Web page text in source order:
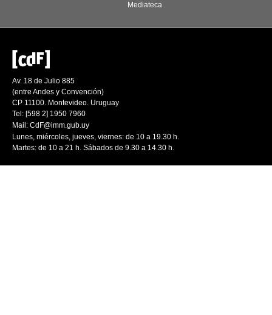
Mediateca
Av. 18 de Julio 885
(entre Andes y Convención)
CP 11100. Montevideo. Uruguay
Tel: [598 2] 1950 7960
Mail: CdF@imm.gub.uy
Lunes, miércoles, jueves, viernes: de 10 a 19.30 h.
Martes: de 10 a 21 h. Sábados de 9.30 a 14.30 h.